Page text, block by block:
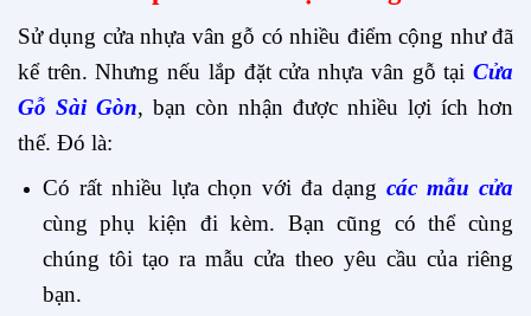
Sử dụng cửa nhựa vân gỗ có nhiều điểm cộng như đã
kể trên. Nhưng nếu lắp đặt cửa nhựa vân gỗ tại Cửa
Gỗ Sài Gòn, bạn còn nhận được nhiều lợi ích hơn
thế. Đó là:
Có rất nhiều lựa chọn với đa dạngcác mẫu cửa
cùng phụ kiện đi kèm. Bạn cũng có thể cùng
chúng tôi tạo ra mẫu cửa theo yêu cầu của riêng
bạn.